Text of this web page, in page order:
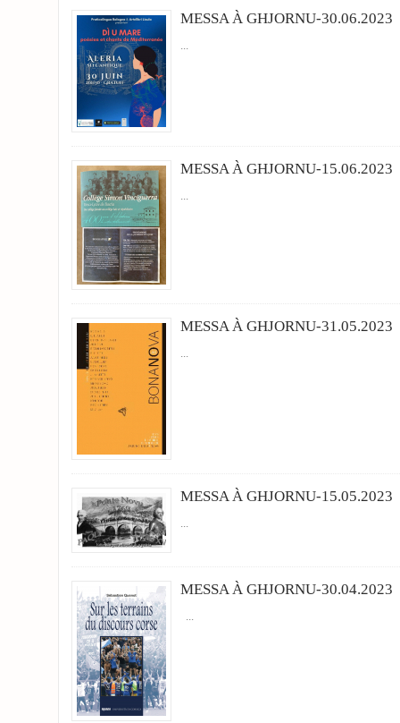
MESSA À GHJORNU-30.06.2023
...
MESSA À GHJORNU-15.06.2023
...
MESSA À GHJORNU-31.05.2023
...
MESSA À GHJORNU-15.05.2023
...
MESSA À GHJORNU-30.04.2023
...